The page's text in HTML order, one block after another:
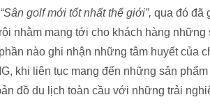
“Sân golf mới tốt nhất thế giới”, qua đó đã
nhằm mang tới cho khách hàng
nào ghi nhận những tâm huyết của
khi liên tục mang đến những sản
đồ du lịch toàn cầu với những trải